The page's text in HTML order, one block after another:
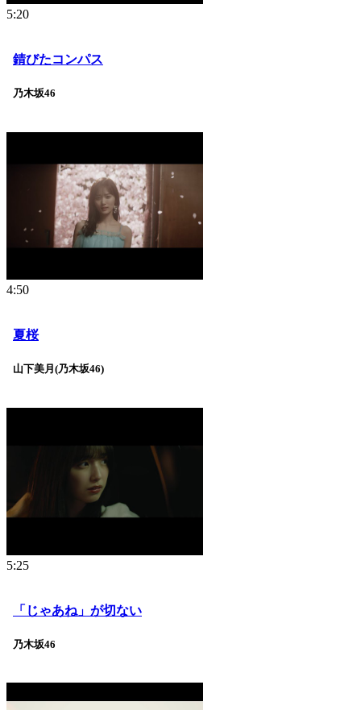
5:20
錆びたコンパス
乃木坂46
4:50
夏桜
山下美月(乃木坂46)
5:25
「じゃあね」が切ない
乃木坂46